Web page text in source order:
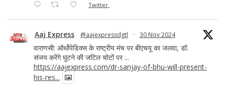
Twitter
Aaj Express @aajexpressdgtl · 30 Nov 2024
वाराणसी: ऑर्थोपेडिक्स के राष्ट्रीय मंच पर बीएचयू का जलवा, डॉ.
संजय करेंगे घुटने की जटिल चोटों पर ...
https://aajexpress.com/dr-sanjay-of-bhu-will-present-
his-res...